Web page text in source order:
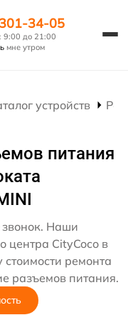
34-05
9:00 до 21:00
мне утром
устройств
питания
звонок. Наши
центра CityCoco в
ремонта
разъемов питания.